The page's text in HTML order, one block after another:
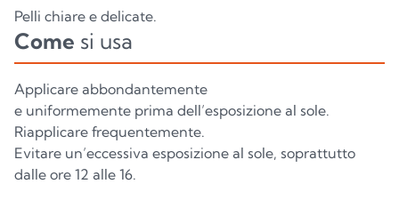
Pelli chiare e delicate.
Come si usa
Applicare abbondantemente
e uniformemente prima dell’esposizione al sole.
Riapplicare frequentemente.
Evitare un’eccessiva esposizione al sole, soprattutto
dalle ore 12 alle 16.